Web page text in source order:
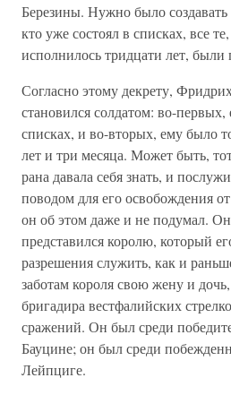
Березины. Нужно было
кто уже состоял в списках, все
исполнилось тридцати лет,
Согласно этому декрету,
становился солдатом: во-первых,
списках, и во-вторых, ему было
лет и три месяца. Может быть,
рана давала себя знать, и
поводом для его освобождения
он об этом даже и не подумал.
представился королю, который
разрешения служить, как и
заботам короля свою жену и
бригадира вестфалийских
сражений. Он был среди
Бауцине; он был среди
Лейпциге.